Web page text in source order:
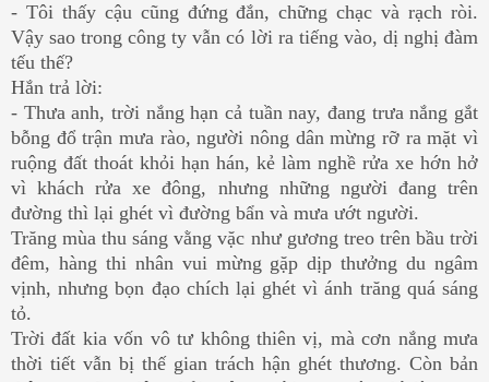
- Tôi thấy cậu cũng đứng đắn, chững chạc và rạch ròi.
Vậy sao trong công ty vẫn có lời ra tiếng vào, dị nghị đàm
tếu thế?
Hắn trả lời:
- Thưa anh, trời nắng hạn cả tuần nay, đang trưa nắng gắt
bỗng đổ trận mưa rào, người nông dân mừng rỡ ra mặt vì
ruộng đất thoát khỏi hạn hán, kẻ làm nghề rửa xe hớn hở
vì khách rửa xe đông, nhưng những người đang trên
đường thì lại ghét vì đường bẩn và mưa ướt người.
Trăng mùa thu sáng vằng vặc như gương treo trên bầu trời
đêm, hàng thi nhân vui mừng gặp dịp thưởng du ngâm
vịnh, nhưng bọn đạo chích lại ghét vì ánh trăng quá sáng
tỏ.
Trời đất kia vốn vô tư không thiên vị, mà cơn nắng mưa
thời tiết vẫn bị thế gian trách hận ghét thương. Còn bản